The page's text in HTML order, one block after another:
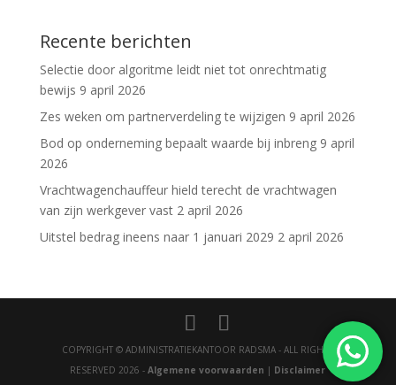
Recente berichten
Selectie door algoritme leidt niet tot onrechtmatig
bewijs 9 april 2026
Zes weken om partnerverdeling te wijzigen 9 april 2026
Bod op onderneming bepaalt waarde bij inbreng 9 april
2026
Vrachtwagenchauffeur hield terecht de vrachtwagen
van zijn werkgever vast 2 april 2026
Uitstel bedrag ineens naar 1 januari 2029 2 april 2026
COPYRIGHT © ADMINISTRATIEKANTOOR RADSMA - ALL RIGHTS
RESERVED 2026 -Algemene voorwaarden | Disclaimer